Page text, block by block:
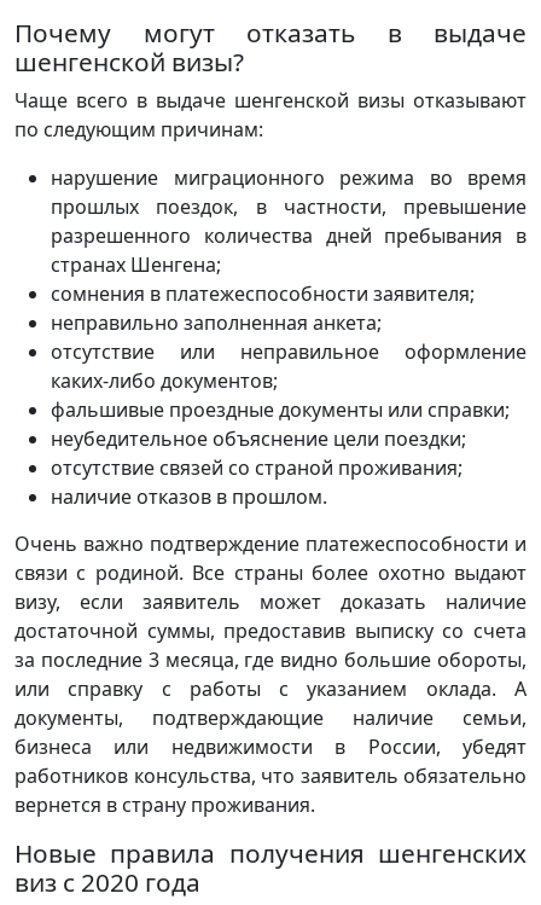
Почему могут отказать в выдаче
шенгенской визы?
Чаще всего в выдаче шенгенской визы отказывают
по следующим причинам:
нарушение миграционного режима во время
прошлых поездок, в частности, превышение
разрешенного количества дней пребывания в
странах Шенгена;
сомнения в платежеспособности заявителя;
неправильно заполненная анкета;
отсутствие или неправильное оформление
каких-либо документов;
фальшивые проездные документы или справки;
неубедительное объяснение цели поездки;
отсутствие связей со страной проживания;
наличие отказов в прошлом.
Очень важно подтверждение платежеспособности и
связи с родиной. Все страны более охотно выдают
визу, если заявитель может доказать наличие
достаточной суммы, предоставив выписку со счета
за последние 3 месяца, где видно большие обороты,
или справку с работы с указанием оклада. А
документы, подтверждающие наличие семьи,
бизнеса или недвижимости в России, убедят
работников консульства, что заявитель обязательно
вернется в страну проживания.
Новые правила получения шенгенских
виз с 2020 года